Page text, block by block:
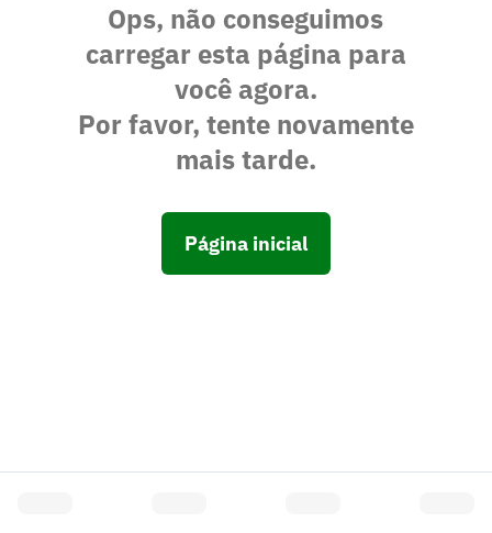
Ops, não conseguimos
carregar esta página para
você agora.
Por favor, tente novamente
mais tarde.
Página inicial